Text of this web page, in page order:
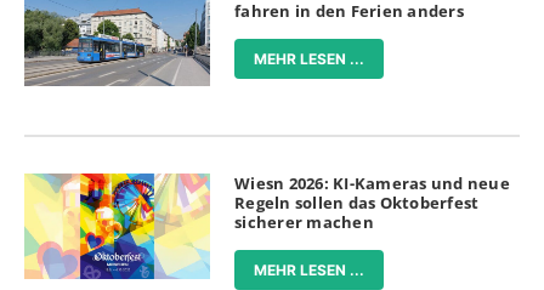
fahren in den Ferien anders
MEHR LESEN ...
Wiesn 2026: KI-Kameras und neue
Regeln sollen das Oktoberfest
sicherer machen
MEHR LESEN ...